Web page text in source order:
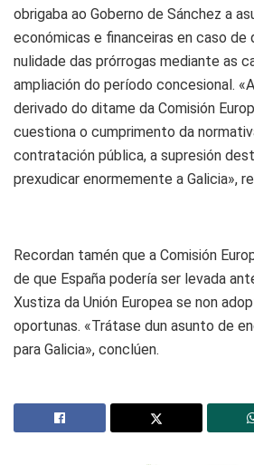
obrigaba ao Goberno de Sánchez a
económicas e financeiras en caso de
nulidade das prórrogas mediante as
ampliación do período concesional.
derivado do ditame da Comisión
cuestiona o cumprimento da
contratación pública, a supresión
prexudicar enormemente a Galicia»,
Recordan tamén que a Comisión
de que España podería ser levada
Xustiza da Unión Europea se non
oportunas. «Trátase dun asunto de
para Galicia», conclúen.